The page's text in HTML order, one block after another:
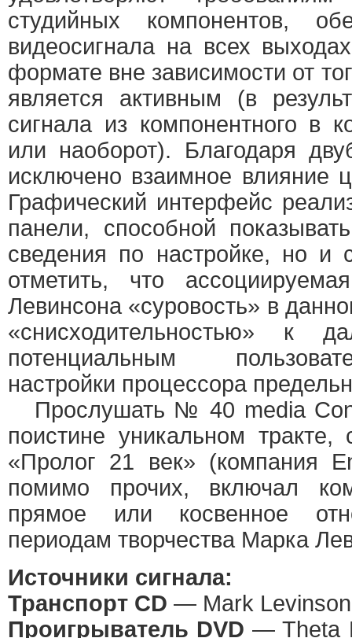
студийных компонентов,
видеосигнала на всех
формате вне зависимости от
является активным (в
сигнала из компонентного в
или наоборот). Благодаря
исключено взаимное влияние
Графический интерфейс
панели, способной
сведения по настройке, но
отметить, что
Левинсона «суровость» в
«снисходительностью» к
потенциальным
настройки процессора
Прослушать № 40 media
поистине уникальном
«Пролог 21 век» (компания
помимо прочих, включал
прямое или косвенное
периодам творчества Марка
Источники сигнала:
Транспорт CD — Mark
Проигрыватель DVD — Theta